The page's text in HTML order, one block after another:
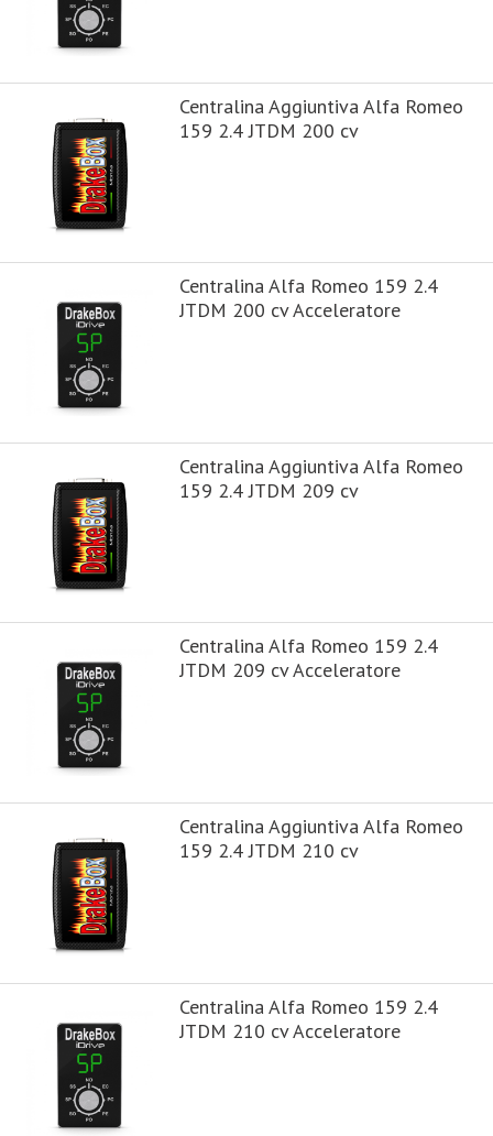
Centralina Aggiuntiva Alfa Romeo
159 2.4 JTDM 200 cv
Centralina Alfa Romeo 159 2.4
JTDM 200 cv Acceleratore
Centralina Aggiuntiva Alfa Romeo
159 2.4 JTDM 209 cv
Centralina Alfa Romeo 159 2.4
JTDM 209 cv Acceleratore
Centralina Aggiuntiva Alfa Romeo
159 2.4 JTDM 210 cv
Centralina Alfa Romeo 159 2.4
JTDM 210 cv Acceleratore